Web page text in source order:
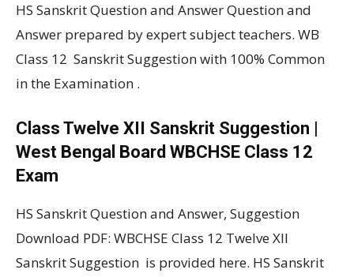
HS Sanskrit Question and Answer Question and
Answer prepared by expert subject teachers. WB
Class 12 Sanskrit Suggestion with 100% Common
in the Examination .
Class Twelve XII Sanskrit Suggestion |
West Bengal Board WBCHSE Class 12
Exam
HS Sanskrit Question and Answer, Suggestion
Download PDF: WBCHSE Class 12 Twelve XII
Sanskrit Suggestion is provided here. HS Sanskrit